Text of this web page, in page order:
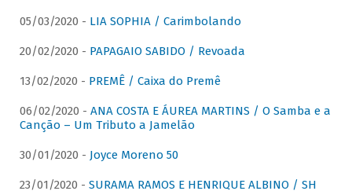
05/03/2020 - LIA SOPHIA / Carimbolando
20/02/2020 - PAPAGAIO SABIDO / Revoada
13/02/2020 - PREMÊ / Caixa do Premê
06/02/2020 - ANA COSTA E ÁUREA MARTINS / O Samba e a
Canção – Um Tributo a Jamelão
30/01/2020 - Joyce Moreno 50
23/01/2020 - SURAMA RAMOS E HENRIQUE ALBINO / SH